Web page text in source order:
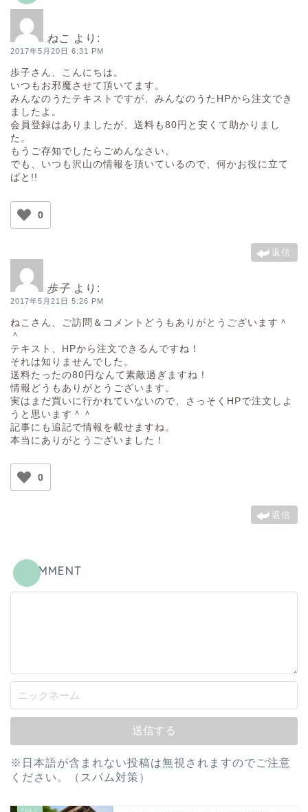
ねこ より:
2017年5月20日 6:31 PM
歩子さん、こんにちは。
いつもお邪魔させて頂いてます。
みんなのうたテキストですが、みんなのうたHPから注文でき
ましたよ。
会員登録はありましたが、送料も80円と安くて助かりまし
た。
もうご存知でしたらごめんなさい。
でも、いつも沢山の情報を頂いているので、何かお役に立て
ばと!!
0
返信
歩子 より:
2017年5月21日 5:26 PM
ねこさん、ご訪問＆コメントどうもありがとうございます＾
＾
テキスト、HPから注文できるんですね！
それは知りませんでした。
送料たったの80円なんて素敵過ぎますね！
情報どうもありがとうございます。
実はまだ買いに行かれていないので、さっそくHPで注文しよ
うと思います＾＾
記事にも追記で情報を載せますね。
本当にありがとうございました！
0
返信
COMMENT
※日本語が含まれない投稿は無視されますのでご注意
ください。（スパム対策）